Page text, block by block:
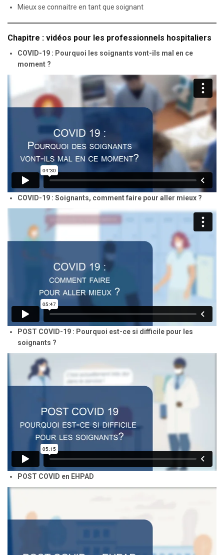
Mieux se connaitre en tant que soignant
Chapitre : vidéos pour les professionnels hospitaliers
COVID-19 : Pourquoi les soignants vont-ils mal en ce
moment ?
COVID-19 : Soignants, comment faire pour aller mieux ?
POST COVID-19 : Pourquoi est-ce si difficile pour les
soignants ?
POST COVID en EHPAD